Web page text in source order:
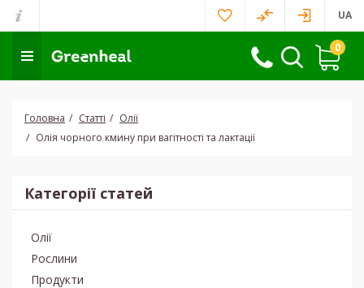
UA
0
Головна Статті
Олії
Олія чорного кмину при вагітності та лактації
Категорії статей
Олії
Рослини
Продукти